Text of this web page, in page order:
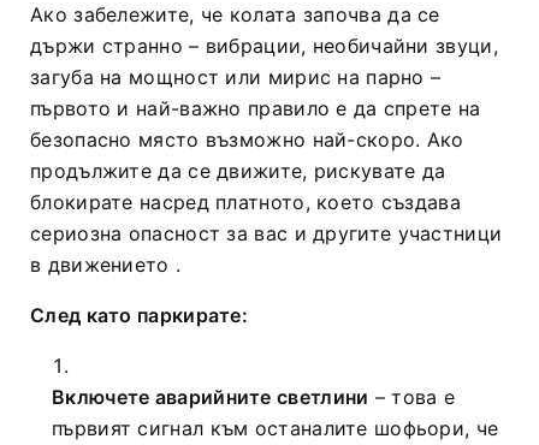
Ако забележите, че колата започва да се
държи странно – вибрации, необичайни звуци,
загуба на мощност или мирис на парно –
първото и най-важно правило е да спрете на
безопасно място възможно най-скоро. Ако
продължите да се движите, рискувате да
блокирате насред платното, което създава
сериозна опасност за вас и другите участници
в движението .
След като паркирате:
Включете аварийните светлини – това е
първият сигнал към останалите шофьори, че